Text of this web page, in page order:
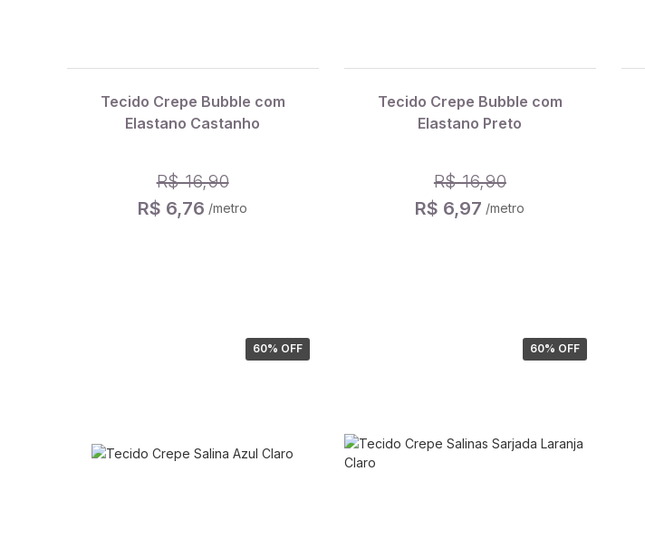
Tecido Crepe Bubble com
Elastano Castanho
R$ 16,90
R$ 6,76 /metro
Tecido Crepe Bubble com
Elastano Preto
R$ 16,90
R$ 6,97 /metro
60% OFF 60% OFF